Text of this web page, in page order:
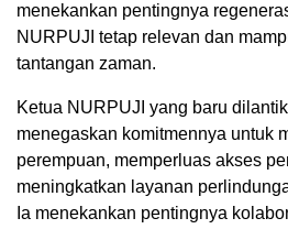
menekankan pentingnya
NURPUJI tetap relevan dan
tantangan zaman.
Ketua NURPUJI yang baru
menegaskan komitmennya untuk
perempuan, memperluas akses
meningkatkan layanan
Ia menekankan pentingnya